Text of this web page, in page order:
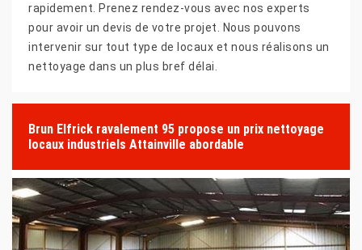
rapidement. Prenez rendez-vous avec nos experts
pour avoir un devis de votre projet. Nous pouvons
intervenir sur tout type de locaux et nous réalisons un
nettoyage dans un plus bref délai.
Brun Elfrick ravalement 95 propose un prix nettoyage
locaux industriels Attainville abordable